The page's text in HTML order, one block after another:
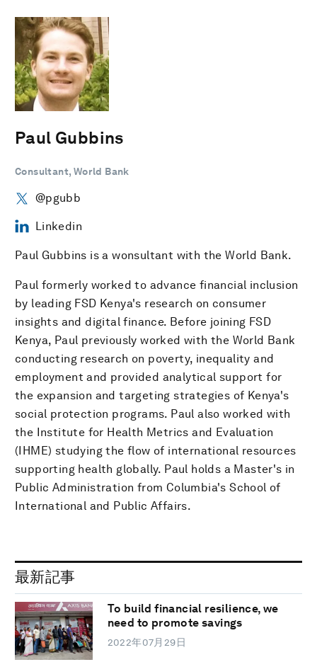
Paul Gubbins
Consultant, World Bank
@pgubb
Linkedin
Paul Gubbins is a wonsultant with the World Bank.
Paul formerly worked to advance financial inclusion
by leading FSD Kenya's research on consumer
insights and digital finance. Before joining FSD
Kenya, Paul previously worked with the World Bank
conducting research on poverty, inequality and
employment and provided analytical support for
the expansion and targeting strategies of Kenya's
social protection programs. Paul also worked with
the Institute for Health Metrics and Evaluation
(IHME) studying the flow of international resources
supporting health globally. Paul holds a Master's in
Public Administration from Columbia's School of
International and Public Affairs.
最新記事
To build financial resilience, we
need to promote savings
2022年07月29日